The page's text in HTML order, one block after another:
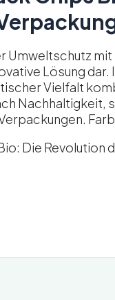
Umweltschutz
Lösung
Vielfalt
Nachhaltigkeit,
Die Revolution